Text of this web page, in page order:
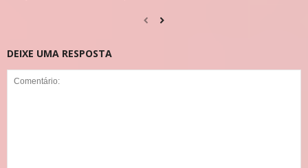
DEIXE UMA RESPOSTA